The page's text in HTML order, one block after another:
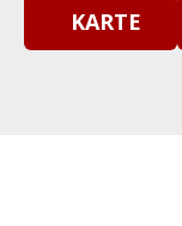
KARTE